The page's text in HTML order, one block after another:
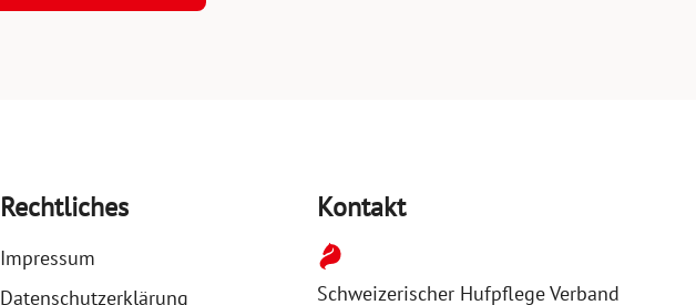
Rechtliches
Impressum
Datenschutzerklärung
Kontakt
Schweizerischer Hufpflege Verband